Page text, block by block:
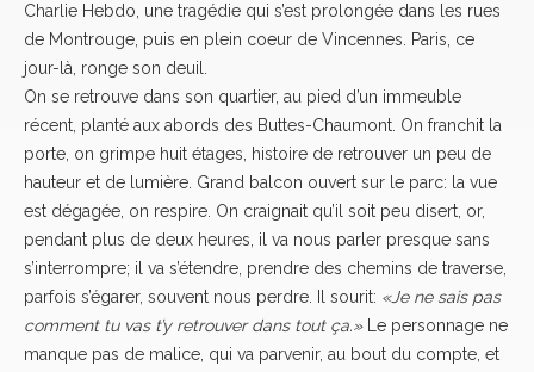
Charlie Hebdo, une tragédie qui s’est prolongée dans les rues
de Montrouge, puis en plein coeur de Vincennes. Paris, ce
jour-là, ronge son deuil.
On se retrouve dans son quartier, au pied d’un immeuble
récent, planté aux abords des Buttes-Chaumont. On franchit la
porte, on grimpe huit étages, histoire de retrouver un peu de
hauteur et de lumière. Grand balcon ouvert sur le parc: la vue
est dégagée, on respire. On craignait qu’il soit peu disert, or,
pendant plus de deux heures, il va nous parler presque sans
s’interrompre; il va s’étendre, prendre des chemins de traverse,
parfois s’égarer, souvent nous perdre. Il sourit: «Je ne sais pas
comment tu vas t’y retrouver dans tout ça.»Le personnage ne
manque pas de malice, qui va parvenir, au bout du compte, et